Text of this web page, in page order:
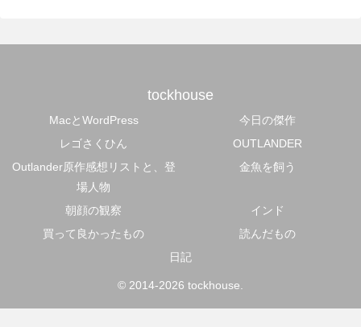
tockhouse
MacとWordPress
今日の傑作
レゴさくひん
OUTLANDER
Outlander原作感想リストと、登
場人物
金魚を飼う
朝顔の観察
インド
買って良かったもの
読んだもの
日記
© 2014-2026 tockhouse.